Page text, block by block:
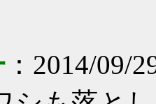
：2014/09/